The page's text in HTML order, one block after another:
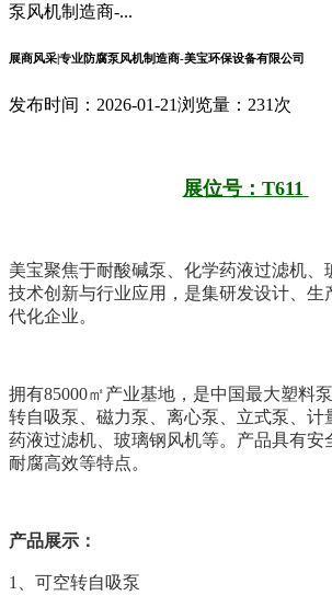
泵风机制造商-...
展商风采|专业防腐泵风机制造商-美宝环保设备有限公司
发布时间：2026-01-21浏览量：231次
展位号： T611
美宝聚焦于耐酸碱泵 化学药液过滤机
技术创新与行业应用，是集研发设计、生
代化企业。
拥有85000㎡产业基地，是中国最大塑料泵
转自吸泵、磁力泵、离心泵、立式泵、计
药液过滤机、 玻璃钢风机等。产品具有安
耐腐高效等特点。
产品展示：
1、 可空转自吸泵